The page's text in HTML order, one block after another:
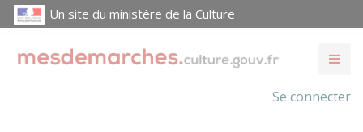
Un site du ministère de la Culture
Se connecter